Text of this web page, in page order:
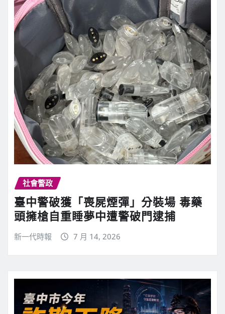
社會警政
臺中警破獲「喪屍煙彈」分裝場 毒藥
頭擁槍自重睡夢中遭警破門逮捕
新一代時報 7 月 14, 2026